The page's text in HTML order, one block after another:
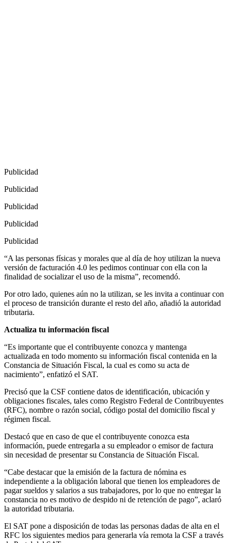
Publicidad
Publicidad
Publicidad
Publicidad
Publicidad
“A las personas físicas y morales que al día de hoy utilizan la nueva
versión de facturación 4.0 les pedimos continuar con ella con la
finalidad de socializar el uso de la misma”, recomendó.
Por otro lado, quienes aún no la utilizan, se les invita a continuar con
el proceso de transición durante el resto del año, añadió la autoridad
tributaria.
Actualiza tu información fiscal
“Es importante que el contribuyente conozca y mantenga
actualizada en todo momento su información fiscal contenida en la
Constancia de Situación Fiscal, la cual es como su acta de
nacimiento”, enfatizó el SAT.
Precisó que la CSF contiene datos de identificación, ubicación y
obligaciones fiscales, tales como Registro Federal de Contribuyentes
(RFC), nombre o razón social, código postal del domicilio fiscal y
régimen fiscal.
Destacó que en caso de que el contribuyente conozca esta
información, puede entregarla a su empleador o emisor de factura
sin necesidad de presentar su Constancia de Situación Fiscal.
“Cabe destacar que la emisión de la factura de nómina es
independiente a la obligación laboral que tienen los empleadores de
pagar sueldos y salarios a sus trabajadores, por lo que no entregar la
constancia no es motivo de despido ni de retención de pago”, aclaró
la autoridad tributaria.
El SAT pone a disposición de todas las personas dadas de alta en el
RFC los siguientes medios para generarla vía remota la CSF a través